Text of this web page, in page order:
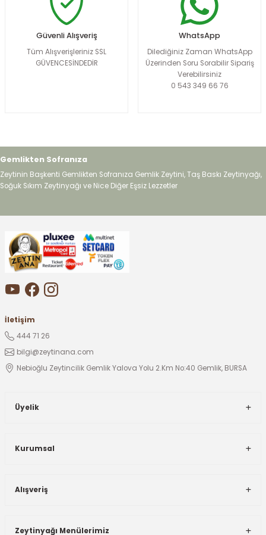
Güvenli Alışveriş
Tüm Alışverişleriniz SSL
GÜVENCESİNDEDİR
WhatsApp
Dilediğiniz Zaman WhatsApp
Üzerinden Soru Sorabilir Sipariş
Verebilirsiniz
0 543 349 66 76
Gemlikten Sofranıza
Zeytinin Başkenti Gemlikten Sofranıza Gemlik Zeytini, Taş Baskı Zeytinyağı,
Soğuk Sıkım Zeytinyağı ve Nice Diğer Eşsiz Lezzetler
İletişim
444 71 26
bilgi@zeytinana.com
Nebioğlu Zeytincilik Gemlik Yalova Yolu 2.Km No:40 Gemlik, BURSA
Üyelik
Kurumsal
Alışveriş
Zeytinyağı Menülerimiz